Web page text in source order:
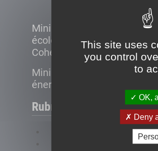
This site uses
you control
to
OK,
Deny
Ministère de la Transition
écologique et de la
Cohésion des territoires
Ministère de la Transition
énergétique
Rubriques